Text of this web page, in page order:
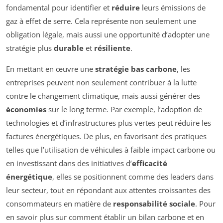
fondamental pour identifier et réduire leurs émissions de
gaz à effet de serre. Cela représente non seulement une
obligation légale, mais aussi une opportunité d’adopter une
stratégie plus durable et résiliente.
En mettant en œuvre une stratégie bas carbone, les
entreprises peuvent non seulement contribuer à la lutte
contre le changement climatique, mais aussi générer des
économies sur le long terme. Par exemple, l’adoption de
technologies et d’infrastructures plus vertes peut réduire les
factures énergétiques. De plus, en favorisant des pratiques
telles que l’utilisation de véhicules à faible impact carbone ou
en investissant dans des initiatives d’efficacité
énergétique, elles se positionnent comme des leaders dans
leur secteur, tout en répondant aux attentes croissantes des
consommateurs en matière de responsabilité sociale. Pour
en savoir plus sur comment établir un bilan carbone et en